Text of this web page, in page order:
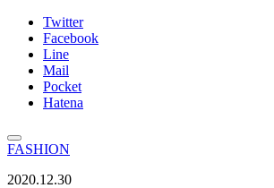
Twitter
Facebook
Line
Mail
Pocket
Hatena
FASHION
2020.12.30